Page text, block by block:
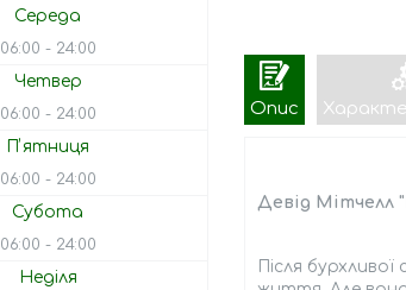
Опис
Девід Мітчелл
Після
Середа
06:00 24:00
Четвер
06:00 24:00
Пʼятниця
06:00 24:00
Субота
06:00 24:00
Неділя